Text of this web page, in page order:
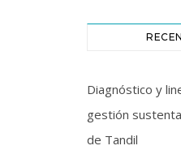
Diagnóstico y
gestión
de Tandil